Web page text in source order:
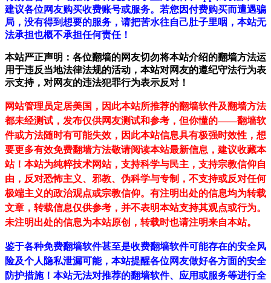
建议各位网友购买收费账号或服务。若您因付费购买而遭遇骗
局，没有得到想要的服务，请把苦水往自己肚子里咽，本站无
法承担也概不承担任何责任！
本站严正声明：各位翻墙的网友切勿将本站介绍的翻墙方法运
用于违反当地法律法规的活动，本站对网友的遵纪守法行为表
示支持，对网友的违法犯罪行为表示反对！
网站管理员定居美国，因此本站所推荐的翻墙软件及翻墙方法
都未经测试，发布仅供网友测试和参考，但你懂的——翻墙软
件或方法随时有可能失效，因此本站信息具有极强时效性，想
要更多有效免费翻墙方法敬请阅读本站最新信息，建议收藏本
站！ 本站为纯粹技术网站，支持科学与民主，支持宗教信仰自
由，反对恐怖主义、邪教、伪科学与专制，不支持或反对任何
极端主义的政治观点或宗教信仰。有注明出处的信息均为转载
文章，转载信息仅供参考，并不表明本站支持其观点或行为。
未注明出处的信息为本站原创，转载时也请注明来自本站。
鉴于各种免费翻墙软件甚至是收费翻墙软件可能存在的安全风
险及个人隐私泄漏可能，本站提醒各位网友做好各方面的安全
防护措施！本站无法对推荐的翻墙软件、应用或服务等进行全